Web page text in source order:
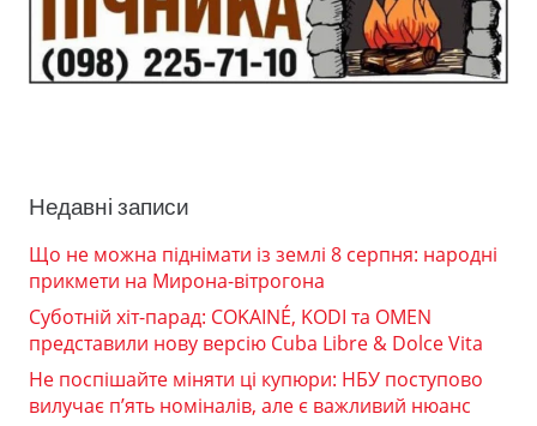
Недавні записи
Що не можна піднімати із землі 8 серпня: народні
прикмети на Мирона-вітрогона
Суботній хіт-парад: COKAINÉ, KODI та OMEN
представили нову версію Cuba Libre & Dolce Vita
Не поспішайте міняти ці купюри: НБУ поступово
вилучає п’ять номіналів, але є важливий нюанс